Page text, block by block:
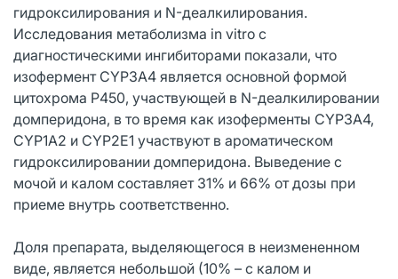
гидроксилирования и N-деалкилирования.
Исследования метаболизма in vitro с
диагностическими ингибиторами показали, что
изофермент CYP3A4 является основной формой
цитохрома Р450, участвующей в N-деалкилировании
домперидона, в то время как изоферменты CYP3A4,
CYP1A2 и CYP2E1 участвуют в ароматическом
гидроксилировании домперидона. Выведение с
мочой и калом составляет 31% и 66% от дозы при
приеме внутрь соответственно.
Доля препарата, выделяющегося в неизмененном
виде, является небольшой (10% – с калом и